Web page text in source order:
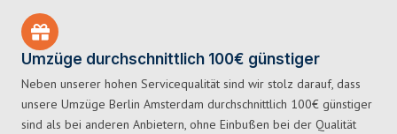
Umzüge durchschnittlich 100€ günstiger
Neben unserer hohen Servicequalität sind wir stolz darauf, dass
unsere Umzüge Berlin Amsterdam durchschnittlich 100€ günstiger
sind als bei anderen Anbietern, ohne Einbußen bei der Qualität